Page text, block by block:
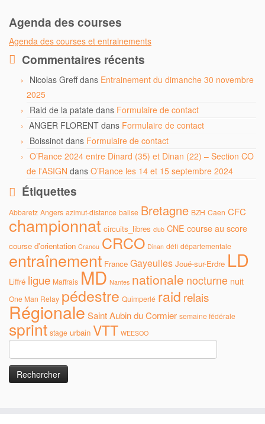
Agenda des courses
Agenda des courses et entrainements
Commentaires récents
Nicolas Greffdans Entrainement du dimanche 30 novembre
2025
Raid de la patate dans Formulaire de contact
ANGER FLORENT dans Formulaire de contact
Boissinot dans Formulaire de contact
O’Rance 2024 entre Dinard (35) et Dinan (22) – Section CO
de l'ASIGN dans O’Rance les 14 et 15 septembre 2024
Étiquettes
Abbaretz Angers azimut-distance balise Bretagne BZH Caen CFC
championnat circuits_libres club CNE course au score
course d'orientation Cranou CRCO Dinan défi départementale
entraînement France Gayeulles Joué-sur-Erdre LD
Liffré ligue Maffrais MD Nantes nationale nocturne nuit
One Man Relay pédestre Quimperlé raid relais
Régionale Saint Aubin du Cormier semaine fédérale
sprint stage urbain VTT WEESOO